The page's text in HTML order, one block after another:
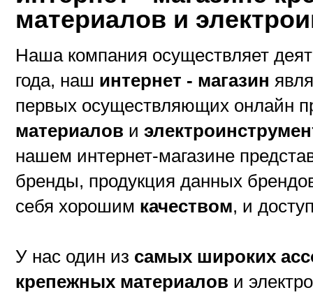
материалов и
Наша компания осуществляет
года, наш интернет - магазин
первых осуществляющих онлайн
материалов и
нашем интернет-магазине
бренды, продукция данных
себя хорошим качеством, и
У нас один из самых широких
крепежных материалов и